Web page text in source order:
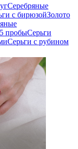
Серебряные
с бирюзойЗолото
пробыСерьги
Серьги с рубином